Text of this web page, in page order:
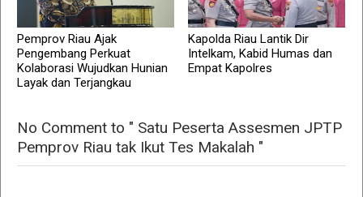
Pemprov Riau Ajak
Pengembang Perkuat
Kolaborasi Wujudkan Hunian
Layak dan Terjangkau
Kapolda Riau Lantik Dir
Intelkam, Kabid Humas dan
Empat Kapolres
No Comment to " Satu Peserta Assesmen JPTP
Pemprov Riau tak Ikut Tes Makalah "